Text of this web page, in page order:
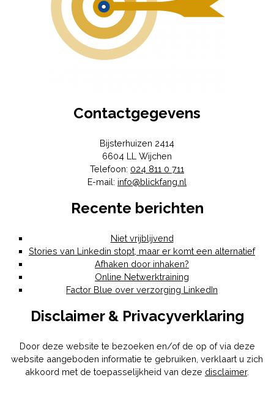
Contactgegevens
Bijsterhuizen 2414
6604 LL Wijchen
Telefoon: 024 811 0 711
E-mail: info@blickfang.nl
Recente berichten
Niet vrijblijvend
Stories van Linkedin stopt, maar er komt een alternatief
Afhaken door inhaken?
Online Netwerktraining
Factor Blue over verzorging LinkedIn
Disclaimer & Privacyverklaring
Door deze website te bezoeken en/of de op of via deze
website aangeboden informatie te gebruiken, verklaart u zich
akkoord met de toepasselijkheid van deze disclaimer.